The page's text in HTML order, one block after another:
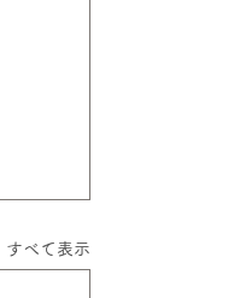
すべて表示